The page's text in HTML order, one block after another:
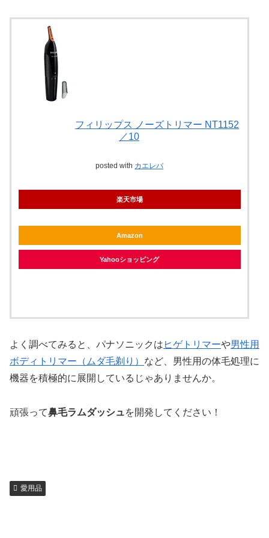
フィリップス ノーズトリマー NT1152
／10
posted with カエレバ
楽天市場
Amazon
Yahooショッピング
よく調べてみると、パナソニックは ヒゲトリマーや男性用
ボディトリマー（ムダ毛剃り） など、男性用の体毛処理に
機器を積極的に展開しているじゃありませんか。
頑張って鼻毛ラムダッシュを開発してください！
愛用品